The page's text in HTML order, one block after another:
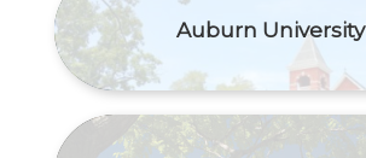
Auburn University